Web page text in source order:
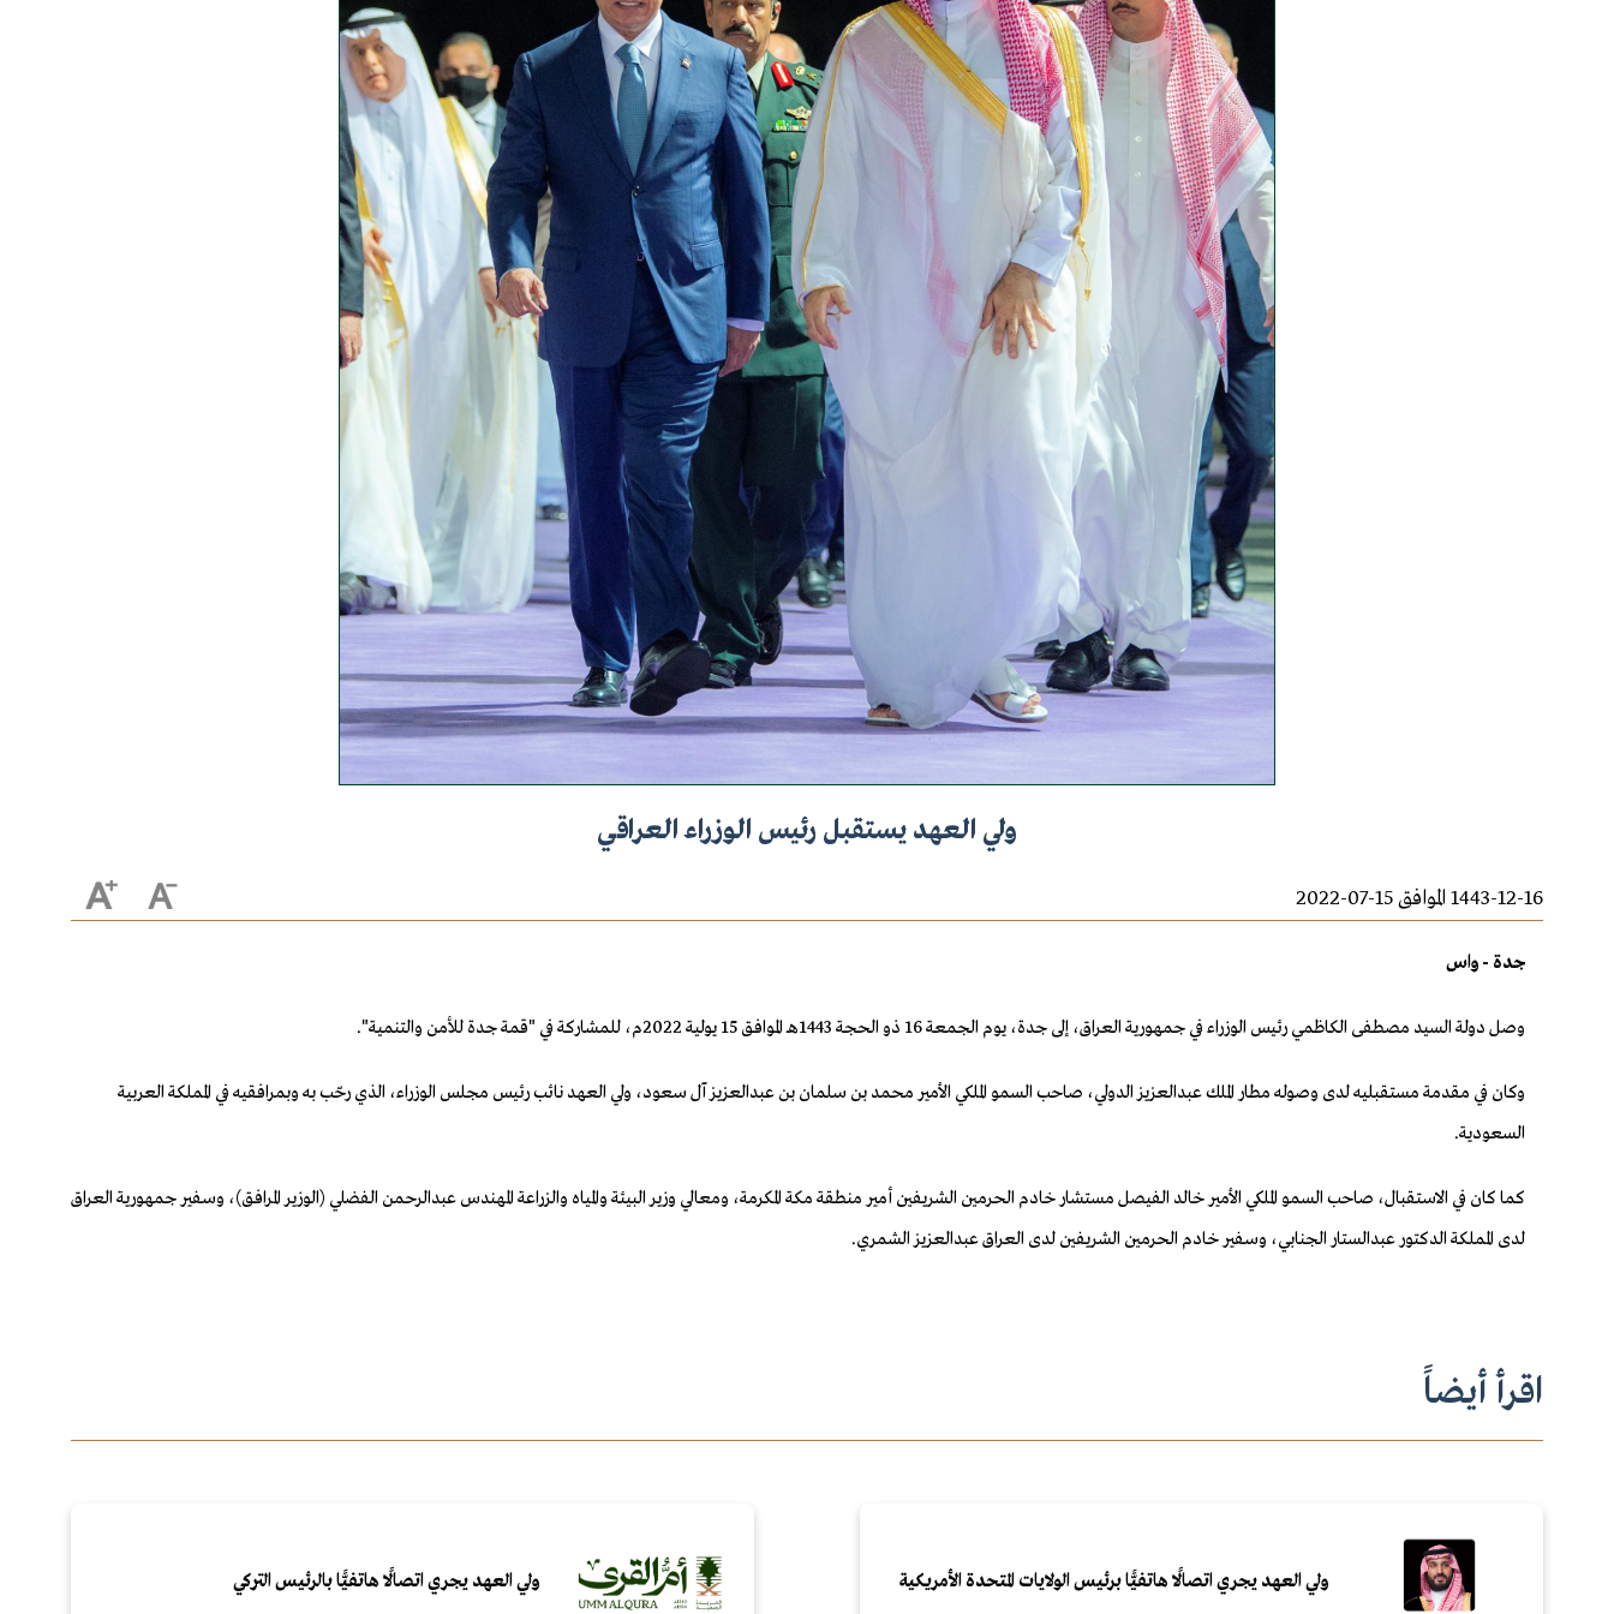
ولي العهد يستقبل رئيس الوزراء العراقي
1443-12-16 الموافق 15-07-2022
جدة - واس
وصل دولة السيد مصطفى الكاظمي رئيس الوزراء في جمهورية العراق، إلى جدة، يوم الجمعة 16 ذو الحجة 1443هـ الموافق 15 يولية 2022م، للمشاركة في "قمة جدة للأمن والتنمية".
وكان في مقدمة مستقبليه لدى وصوله مطار الملك عبدالعزيز الدولي، صاحب السمو الملكي الأمير محمد بن سلمان بن عبدالعزيز آل سعود، ولي العهد نائب رئيس مجلس الوزراء، الذي رحّب به وبمرافقيه في المملكة العربية
السعودية.
كما كان في الاستقبال، صاحب السمو الملكي الأمير خالد الفيصل مستشار خادم الحرمين الشريفين أمير منطقة مكة المكرمة، ومعالي وزير البيئة والمياه والزراعة المهندس عبدالرحمن الفضلي (الوزير المرافق)، وسفير جمهورية العراق
لدى المملكة الدكتور عبدالستار الجنابي، وسفير خادم الحرمين الشريفين لدى العراق عبدالعزيز الشمري.
اقرأ أيضاً
ولي العهد يجري اتصالًا هاتفيًّا برئيس الولايات المتحدة الأمريكية ولي العهد يجري اتصالًا هاتفيًّا بالرئيس التركي